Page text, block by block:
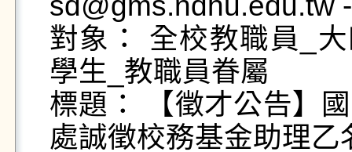
對象： 全校教職員_
學生_教職員眷屬
標題： 【徵才公告】
處誠徵校務基金助理乙